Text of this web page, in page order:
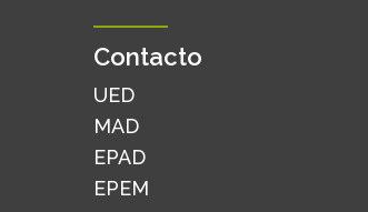
Contacto
UED
MAD
EPAD
EPEM